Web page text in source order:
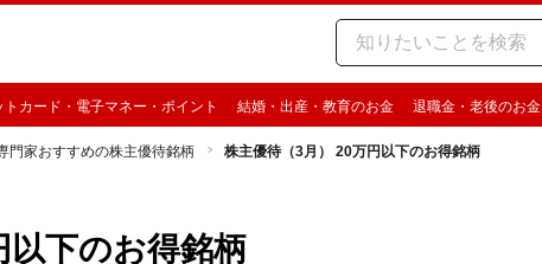
トカード・電子マネー・ポイント 結婚・出産・教育のお金 退職金・老後のお金
門家おすすめの株主優待銘柄 株主優待（3月） 20万円以下のお得銘柄
以下のお得銘柄